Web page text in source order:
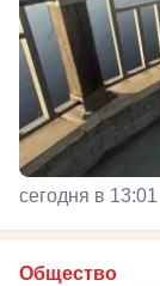
сегодня в 13:01
Общество